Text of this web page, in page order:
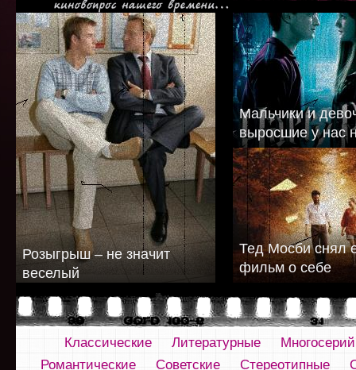
Розыгрыш – не значит
веселый
Мальчики и
выросшие у нас
Тед Мосби снял
фильм о себе
Классические Литературные
Романтические
Советские Стереотипные